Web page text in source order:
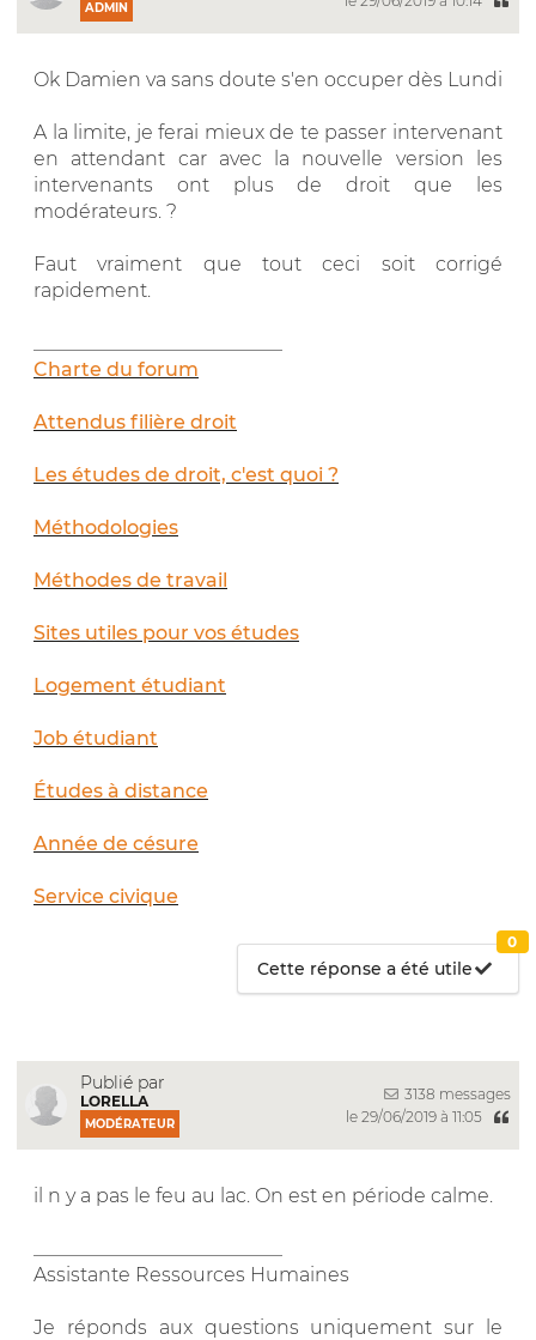
ADMIN
Ok Damien va sans doute s'en occuper dès Lundi
A la limite, je ferai mieux de te passer intervenant
en attendant car avec la nouvelle version les
intervenants ont plus de droit que les
modérateurs. ?
Faut vraiment que tout ceci soit corrigé
rapidement.
Charte du forum
Attendus filière droit
Les études de droit, c'est quoi ?
Méthodologies
Méthodes de travail
Sites utiles pour vos études
Logement étudiant
Job étudiant
Études à distance
Année de césure
Service civique
Cette réponse a été utile
0
Publié par
LORELLA
MODÉRATEUR
3138 messages
le 29/06/2019 à 11:05
il n y a pas le feu au lac. On est en période calme.
Assistante Ressources Humaines
Je réponds aux questions uniquement sur le